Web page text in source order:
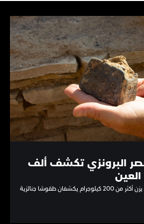
البرونزي تكشف ألف
مدخلٌ شرقي وباب حجري يزن أكثر من 200 كيلوجرام يكشفان طقوسًا جنائزية